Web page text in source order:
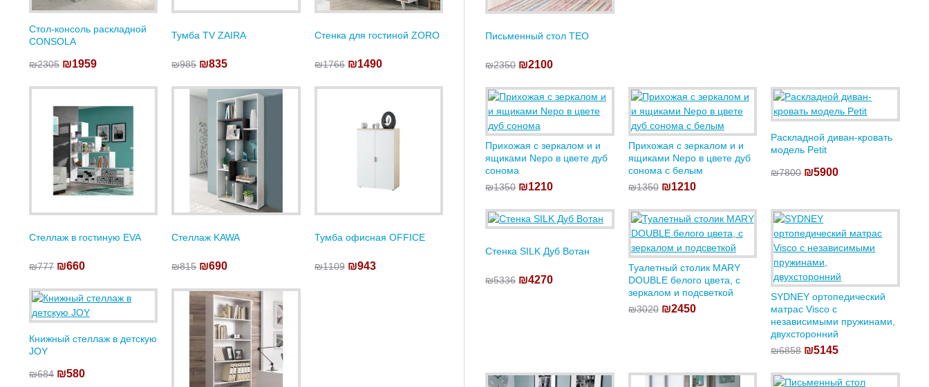
Стол-консоль раскладной
CONSOLA
₪2305 ₪1959
Тумба TV ZAIRA
₪985 ₪835
Стенка для гостиной ZORO
₪1766 ₪1490
Стеллаж в гостиную EVA
₪777 ₪660
Стеллаж KAWA
₪815 ₪690
Тумба офисная OFFICE
₪1109 ₪943
Книжный стеллаж в детскую
JOY
₪684 ₪580
Письменный стол TEO
₪2350 ₪2100
Прихожая с зеркалом и и
ящиками Nepo в цвете дуб
сонома
₪1350 ₪1210
Прихожая с зеркалом и и
ящиками Nepo в цвете дуб
сонома с белым
₪1350 ₪1210
Раскладной диван-кровать
модель Petit
₪7800 ₪5900
Стенка SILK Дуб Вотан
₪5336 ₪4270
Туалетный столик MARY
DOUBLE белого цвета, с
зеркалом и подсветкой
₪3020 ₪2450
SYDNEY ортопедический
матрас Visco с
независимыми пружинами,
двухсторонний
₪6858 ₪5145